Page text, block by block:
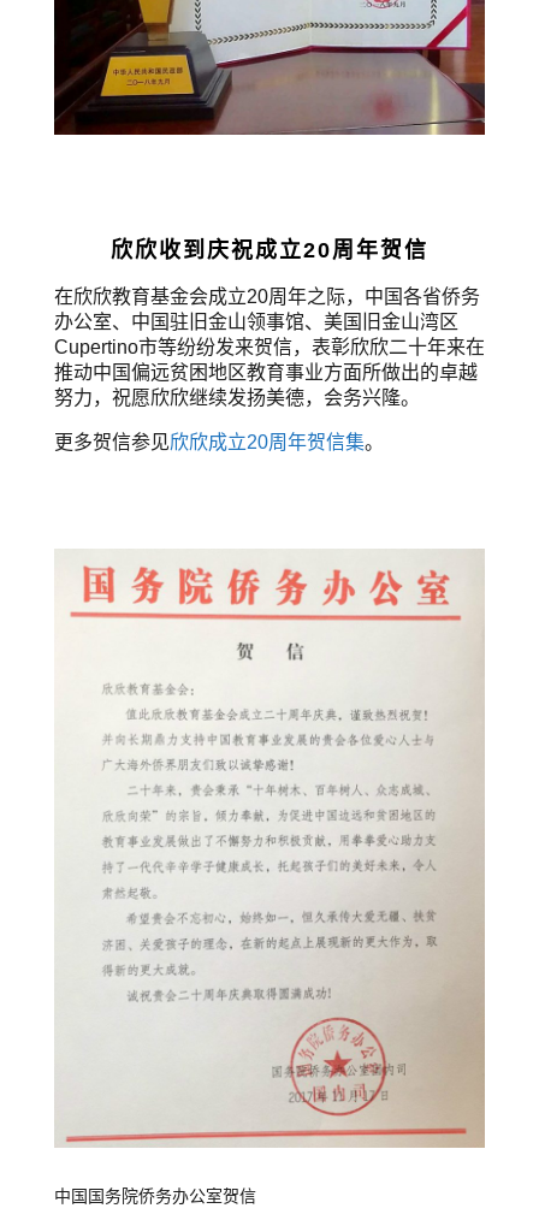
欣欣收到庆祝成立20周年贺信
在欣欣教育基金会成立20周年之际，中国各省侨务
办公室、中国驻旧金山领事馆、美国旧金山湾区
Cupertino市等纷纷发来贺信，表彰欣欣二十年来在
推动中国偏远贫困地区教育事业方面所做出的卓越
努力，祝愿欣欣继续发扬美德，会务兴隆。
更多贺信参见欣欣成立20周年贺信集。
中国国务院侨务办公室贺信